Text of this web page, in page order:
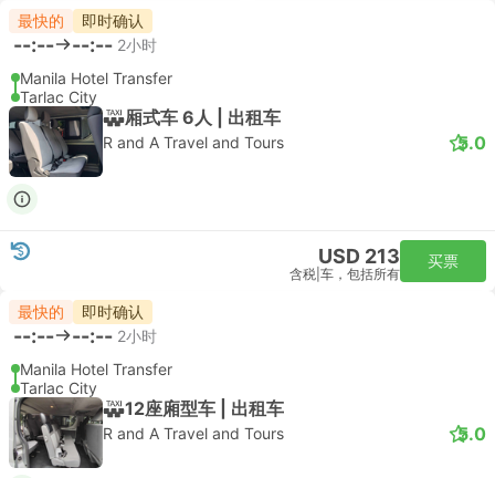
最快的 即时确认
--:-- --:-- 2小时
Manila Hotel Transfer
Tarlac City
厢式车 6人 | 出租车
R and A Travel and Tours 5.0
USD 213
含税 车，包括所有
买票
最快的 即时确认
--:-- --:-- 2小时
Manila Hotel Transfer
Tarlac City
12座廂型车 | 出租车
R and A Travel and Tours 5.0